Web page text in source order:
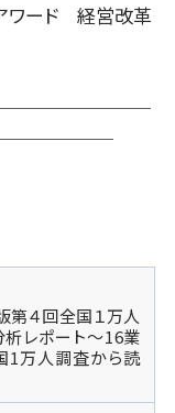
アワード 経営改革
第４回全国１万人
レポート～16業
1万人調査から読